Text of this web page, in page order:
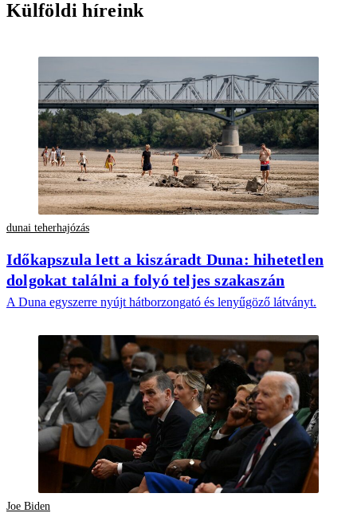
Külföldi híreink
dunai teherhajózás
Időkapszula lett a kiszáradt Duna: hihetetlen
dolgokat találni a folyó teljes szakaszán
A Duna egyszerre nyújt hátborzongató és lenyűgöző látványt.
Joe Biden